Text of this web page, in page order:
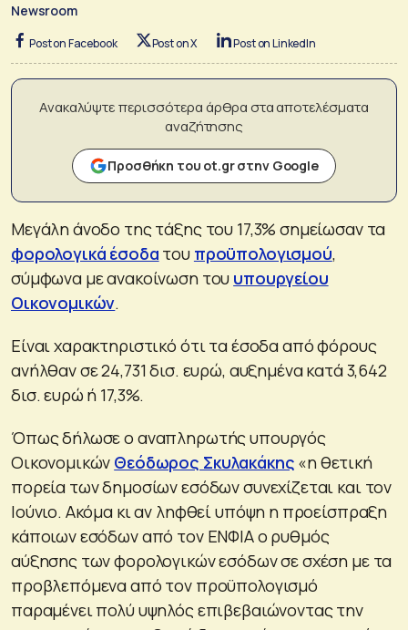
Newsroom
Post on Facebook Post on X Post on LinkedIn
Ανακαλύψτε περισσότερα άρθρα στα αποτελέσματα
αναζήτησης
Προσθήκη του ot.gr στην Google
Μεγάλη άνοδο της τάξης του 17,3% σημείωσαν τα
φορολογικά έσοδα του προϋπολογισμού,
σύμφωνα με ανακοίνωση του υπουργείου
Οικονομικών.
Είναι χαρακτηριστικό ότι τα έσοδα από φόρους
ανήλθαν σε 24,731 δισ. ευρώ, αυξημένα κατά 3,642
δισ. ευρώ ή 17,3%.
Όπως δήλωσε ο αναπληρωτής υπουργός
Οικονομικών Θεόδωρος Σκυλακάκης «η θετική
πορεία των δημοσίων εσόδων συνεχίζεται και τον
Ιούνιο. Ακόμα κι αν ληφθεί υπόψη η προείσπραξη
κάποιων εσόδων από τον ΕΝΦΙΑ ο ρυθμός
αύξησης των φορολογικών εσόδων σε σχέση με τα
προβλεπόμενα από τον προϋπολογισμό
παραμένει πολύ υψηλός επιβεβαιώνοντας την